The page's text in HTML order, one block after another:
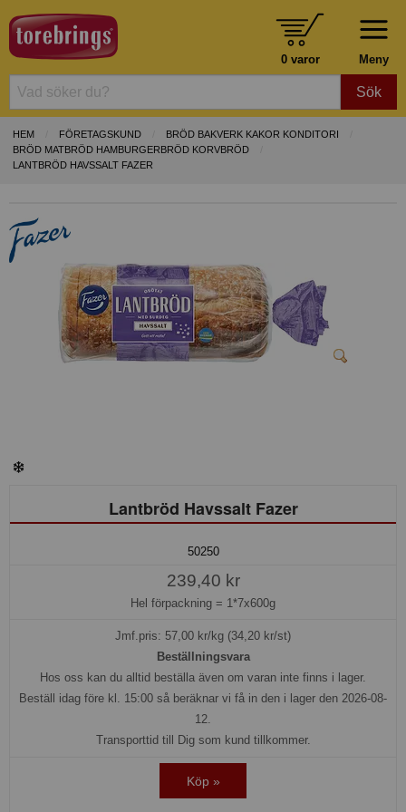
Meny
0 varor
Sök
HEM FÖRETAGSKUND
BRÖD BAKVERK KAKOR KONDITORI
BRÖD MATBRÖD HAMBURGERBRÖD KORVBRÖD
LANTBRÖD HAVSSALT FAZER
Lantbröd Havssalt Fazer
50250
239,40 kr
Hel förpackning = 1*7x600g
Jmf.pris: 57,00 kr/kg (34,20 kr/st)
Beställningsvara
Hos oss kan du alltid beställa även om varan inte finns i lager.
Beställ idag före kl. 15:00 så beräknar vi få in den i lager den 2026-08-
12.
Transporttid till Dig som kund tillkommer.
Köp »